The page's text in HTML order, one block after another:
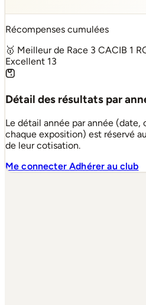
Récompenses cumulées
🥇 Meilleur de Race 3 CACIB 1
Excellent 13
Détail des résultats par
Le détail année par année (date,
chaque exposition) est réservé
de leur cotisation.
Me connecterAdhérer au club